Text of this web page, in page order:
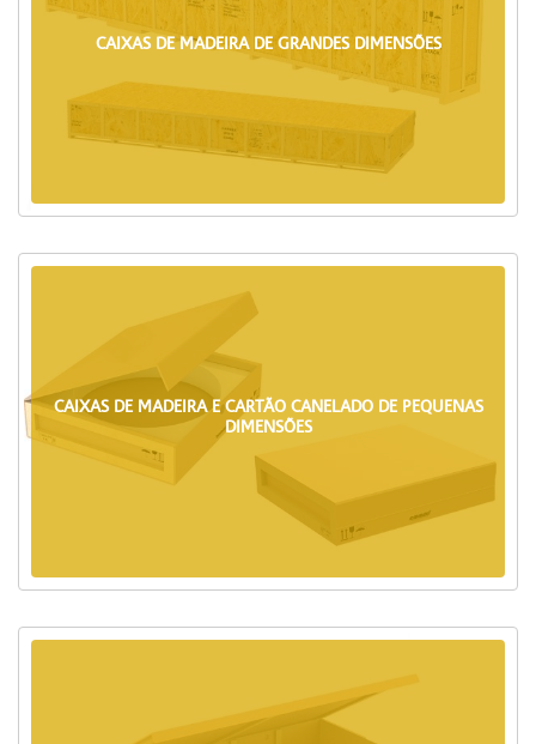
CAIXAS DE MADEIRA DE GRANDES DIMENSÕES
CAIXAS DE MADEIRA E CARTÃO CANELADO DE PEQUENAS
DIMENSÕES